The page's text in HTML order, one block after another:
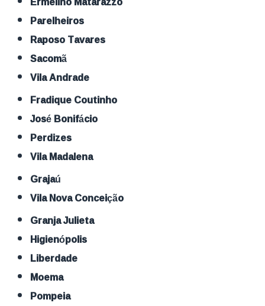
Parelheiros
Raposo Tavares
Sacomã
Vila Andrade
Fradique Coutinho
José Bonifácio
Perdizes
Vila Madalena
Grajaú
Vila Nova Conceição
Granja Julieta
Higienópolis
Liberdade
Moema
Pompeia